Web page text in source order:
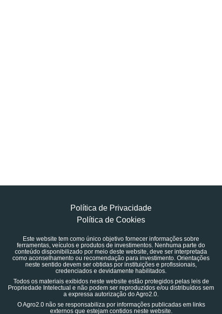
Política de Privacidade
Política de Cookies
Este website tem como único objetivo fornecer informações sobre
ferramentas, veículos e produtos de investimentos. Nenhuma parte do
conteúdo disponibilizado por meio deste website, deve ser interpretada
como aconselhamento ou recomendação para investimento. Orientações
neste sentido devem ser obtidas por instituições e profissionais,
credenciados e devidamente habilitados.
Todos os materiais exibidos neste website estão protegidos pelas leis de
Propriedade Intelectual e não podem ser reproduzidos e/ou distribuídos sem
a expressa autorização do Agro2.0.
O Agro2.0 não se responsabiliza por informações publicadas em links
externos que estejam contidos neste website.